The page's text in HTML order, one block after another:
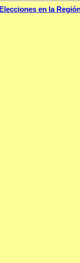
Elecciones en la